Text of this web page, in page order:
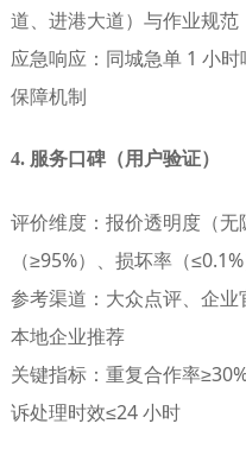
道、进港大道）与作业规范
应急响应 ：同城急单 1 小
保障机制
4. 服务口碑（用户验证）
评价维度：报价透明度（
（≥95%）、损坏率（
参考渠道 ：大众点评、企
本地企业推荐
关键指标：重复合作率
诉处理时效≤24 小时